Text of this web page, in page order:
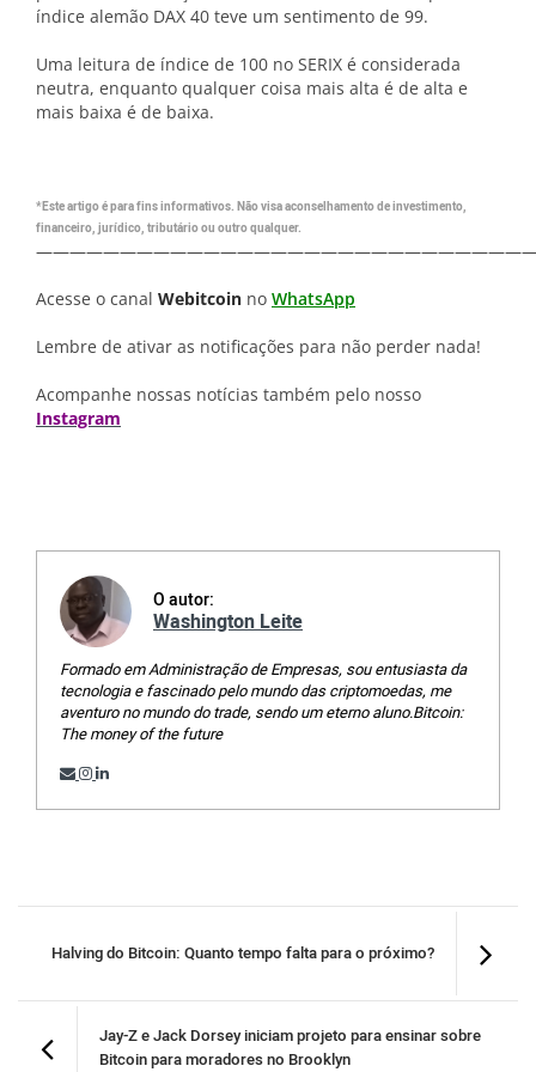
índice alemão DAX 40 teve um sentimento de 99.
Uma leitura de índice de 100 no SERIX é considerada
neutra, enquanto qualquer coisa mais alta é de alta e
mais baixa é de baixa.
*Este artigo é para fins informativos. Não visa aconselhamento de investimento,
financeiro, jurídico, tributário ou outro qualquer.
Acesse o canal Webitcoin no WhatsApp
Lembre de ativar as notificações para não perder nada!
Acompanhe nossas notícias também pelo nosso
Instagram
O autor:
Washington Leite
Formado em Administração de Empresas, sou entusiasta da
tecnologia e fascinado pelo mundo das criptomoedas, me
aventuro no mundo do trade, sendo um eterno aluno.Bitcoin:
The money of the future
Halving do Bitcoin: Quanto tempo falta para o próximo?
Jay-Z e Jack Dorsey iniciam projeto para ensinar sobre
Bitcoin para moradores no Brooklyn